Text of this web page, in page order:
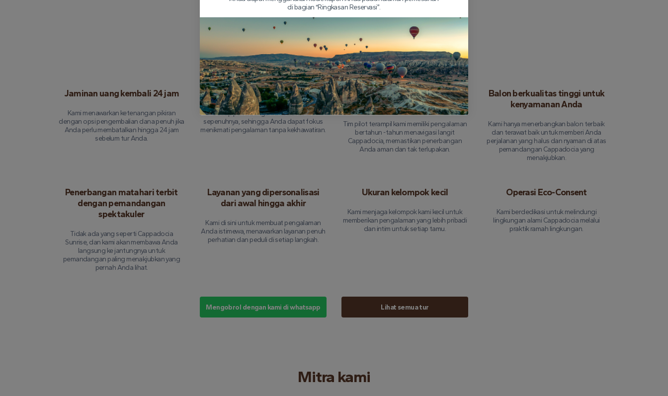
Mengapa Memilih Kami?
Jaminan uang kembali 24 jam
Kami menawarkan ketenangan pikiran
dengan opsi pengembalian dana penuh jika
Anda perlu membatalkan hingga 24 jam
sebelum tur Anda.
Asuransi Tur Komprehensif
Setiap penerbangan diasuransikan
sepenuhnya, sehingga Anda dapat fokus
menikmati pengalaman tanpa kekhawatiran.
Pilot berpengalaman yang bisa
Anda percayai
Tim pilot terampil kami memiliki pengalaman
bertahun -tahun menavigasi langit
Cappadocia, memastikan penerbangan
Anda aman dan tak terlupakan.
Balon berkualitas tinggi untuk
kenyamanan Anda
Kami hanya menerbangkan balon terbaik
dan terawat baik untuk memberi Anda
perjalanan yang halus dan nyaman di atas
pemandangan Cappadocia yang
menakjubkan.
Penerbangan matahari terbit
dengan pemandangan
spektakuler
Tidak ada yang seperti Cappadocia
Sunrise, dan kami akan membawa Anda
langsung ke jantungnya untuk
pemandangan paling menakjubkan yang
pernah Anda lihat.
Layanan yang dipersonalisasi
dari awal hingga akhir
Kami di sini untuk membuat pengalaman
Anda istimewa, menawarkan layanan penuh
perhatian dan peduli di setiap langkah.
Ukuran kelompok kecil
Kami menjaga kelompok kami kecil untuk
memberikan pengalaman yang lebih pribadi
dan intim untuk setiap tamu.
Operasi Eco-Consent
Kami berdedikasi untuk melindungi
lingkungan alami Cappadocia melalui
praktik ramah lingkungan.
Mengobrol dengan kami di whatsapp Lihat semua tur
Mitra kami
di bagian “Ringkasan Reservasi”.